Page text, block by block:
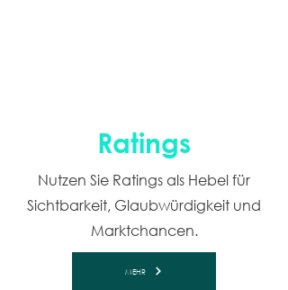
Ratings
Nutzen Sie Ratings als Hebel für
Sichtbarkeit, Glaubwürdigkeit und
Marktchancen.
MEHR